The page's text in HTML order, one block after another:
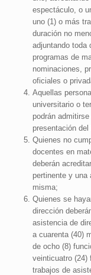
espectáculo, o
uno (1) o más
duración no
adjuntando toda
programas de
nominaciones,
oficiales o
Aquellas
universitario o
podrán
presentación
Quienes no
docentes en
deberán
pertinente y una
misma;
Quienes se
dirección
asistencia de
a cuarenta (40)
de ocho (8)
veinticuatro (24)
trabajos de